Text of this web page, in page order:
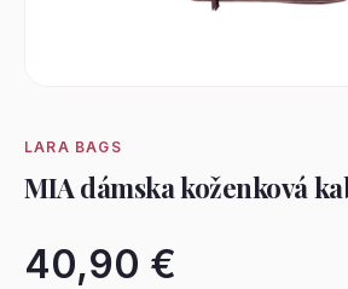
LARA BAGS
MIA dámska koženková
40,90 €